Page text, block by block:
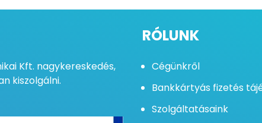
Kft. nagykereskedés,
kiszolgálni.
RÓLUNK
Cégünkről
Bankkártyás fizetés
Szolgáltatásaink